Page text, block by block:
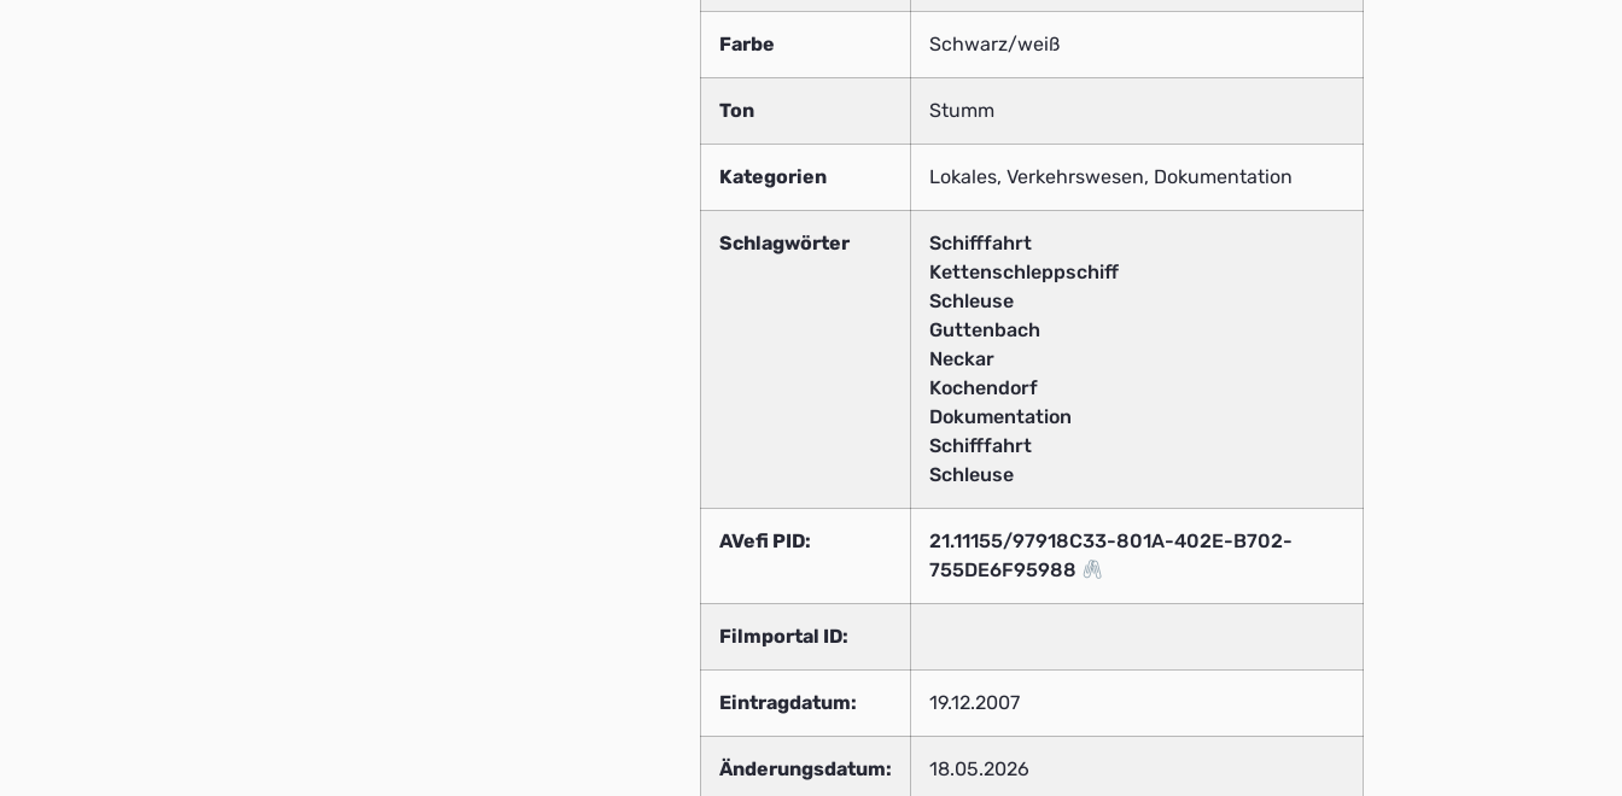
Farbe Schwarz/weiß
Ton Stumm
Kategorien Lokales, Verkehrswesen, Dokumentation
Schlagwörter
Schifffahrt
Kettenschleppschiff
Schleuse
Guttenbach
Neckar
Kochendorf
Dokumentation
Schifffahrt
Schleuse
AVefi PID:
21.11155/97918C33-801A-402E-B702-
755DE6F95988
Filmportal ID:
Eintragdatum: 19.12.2007
Änderungsdatum: 18.05.2026